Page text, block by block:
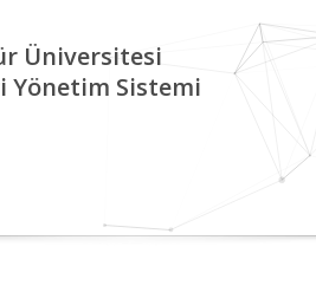
Üniversitesi
Yönetim Sistemi